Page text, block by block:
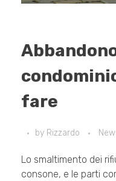
fare
by Rizzardo
Lo smaltimento dei
consone, e le parti